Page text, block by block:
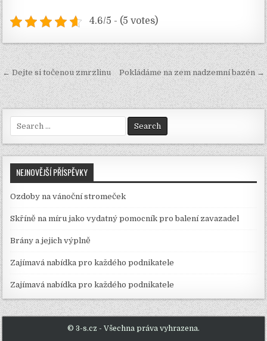
4.6/5 - (5 votes)
Navigace
pro
příspěvek
← Dejte si točenou zmrzlinu Pokládáme na zem nadzemní bazén →
Search
for:
NEJNOVĚJŠÍ PŘÍSPĚVKY
Ozdoby na vánoční stromeček
Skříně na míru jako vydatný pomocník pro balení zavazadel
Brány a jejich výplně
Zajímavá nabídka pro každého podnikatele
Zajímavá nabídka pro každého podnikatele
© 3-s.cz - Všechna práva vyhrazena.